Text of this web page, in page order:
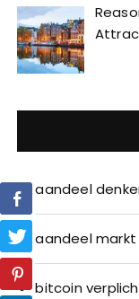
aandeel
aandeel markt
bitcoin